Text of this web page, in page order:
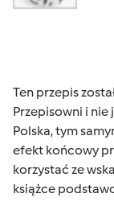
Ten przepis
Przepisowni i
Polska, tym
efekt końcowy
korzystać ze
książce